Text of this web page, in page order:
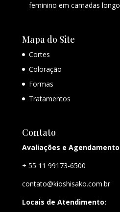
feminino em camadas longo
Mapa do Site
Cortes
Coloração
Formas
Tratamentos
Contato
Avaliações e Agendamento
+ 55 11 99173-6500
contato@kioshisako.com.br
Locais de Atendimento: